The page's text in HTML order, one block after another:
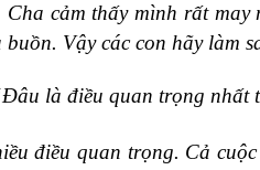
cảm thấy mình rất
Vậy các con hãy làm
là điều quan trọng nhất
điều quan trọng. Cả